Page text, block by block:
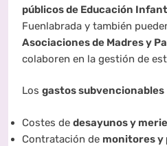
públicos de Educación
Fuenlabrada y también
Asociaciones de Madres y
colaboren en la gestión de
Los gastos subvencionables
Costes de desayunos y
Contratación de monitores y